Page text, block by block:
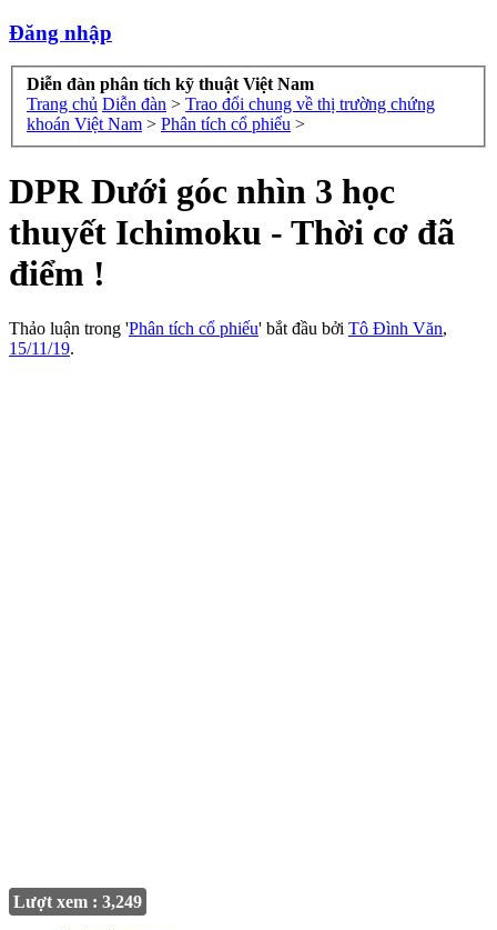
Đăng nhập
Diễn đàn phân tích kỹ thuật Việt Nam
Trang chủ Diễn đàn > Trao đổi chung về thị trường chứng
khoán Việt Nam > Phân tích cổ phiếu >
DPR Dưới góc nhìn 3 học
thuyết Ichimoku - Thời cơ đã
điểm !
Thảo luận trong 'Phân tích cổ phiếu' bắt đầu bởi Tô Đình Văn,
15/11/19.
Lượt xem : 3,249